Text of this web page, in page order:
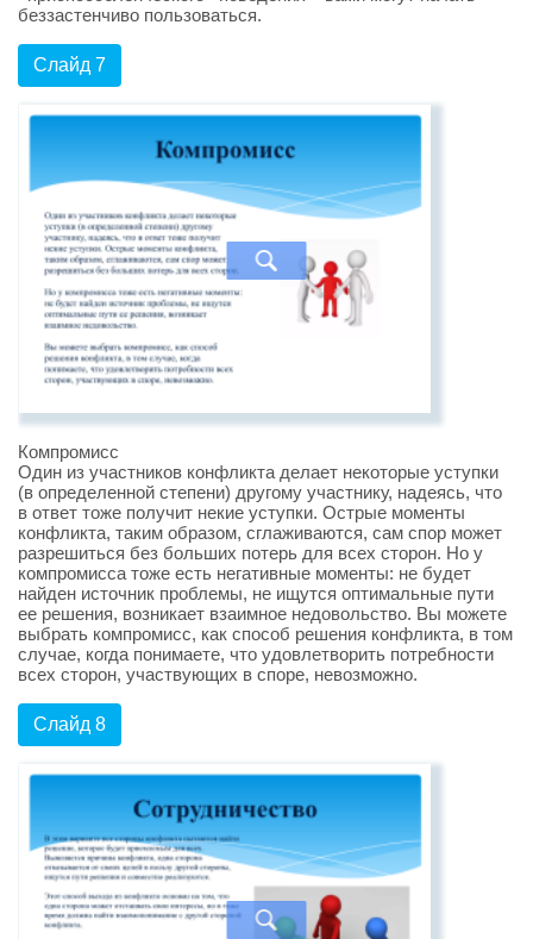
беззастенчиво пользоваться.
Слайд 7
Компромисс
Один из участников конфликта делает некоторые уступки
(в определенной степени) другому участнику, надеясь, что
в ответ тоже получит некие уступки. Острые моменты
конфликта, таким образом, сглаживаются, сам спор может
разрешиться без больших потерь для всех сторон. Но у
компромисса тоже есть негативные моменты: не будет
найден источник проблемы, не ищутся оптимальные пути
ее решения, возникает взаимное недовольство. Вы можете
выбрать компромисс, как способ решения конфликта, в том
случае, когда понимаете, что удовлетворить потребности
всех сторон, участвующих в споре, невозможно.
Слайд 8